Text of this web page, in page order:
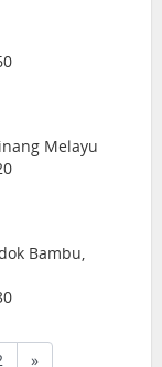
Melayu
Bambu,
»